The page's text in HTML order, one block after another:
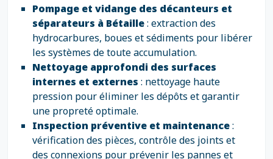
Pompage et vidange des décanteurs et
séparateurs à Bétaille: extraction des
hydrocarbures, boues et sédiments pour libérer
les systèmes de toute accumulation.
Nettoyage approfondi des surfaces
internes et externes : nettoyage haute
pression pour éliminer les dépôts et garantir
une propreté optimale.
Inspection préventive et maintenance:
vérification des pièces, contrôle des joints et
des connexions pour prévenir les pannes et